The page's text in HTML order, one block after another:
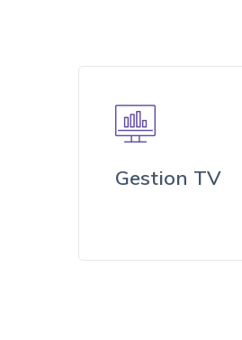
Gestion TV